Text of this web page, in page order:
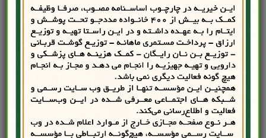
با سلام و احترام
خیر گرامی
پرداخت شما با انصراف شما مواجه شد.
بازگشت به صفحه نخست